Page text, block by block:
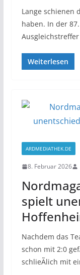
Lange schienen
haben. In der
Weiterlesen
ARDMEDIATHEK.DE
8. Februar 2026
spielt
Nachdem das
schon mit 2:0
schlieÃlich mit